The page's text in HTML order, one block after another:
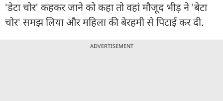
'डेटा चोर' कहकर जाने को कहा तो वहां मौजूद भीड़ ने 'बेटा
चोर' समझ लिया और महिला की बेरहमी से पिटाई कर दी.
ADVERTISEMENT